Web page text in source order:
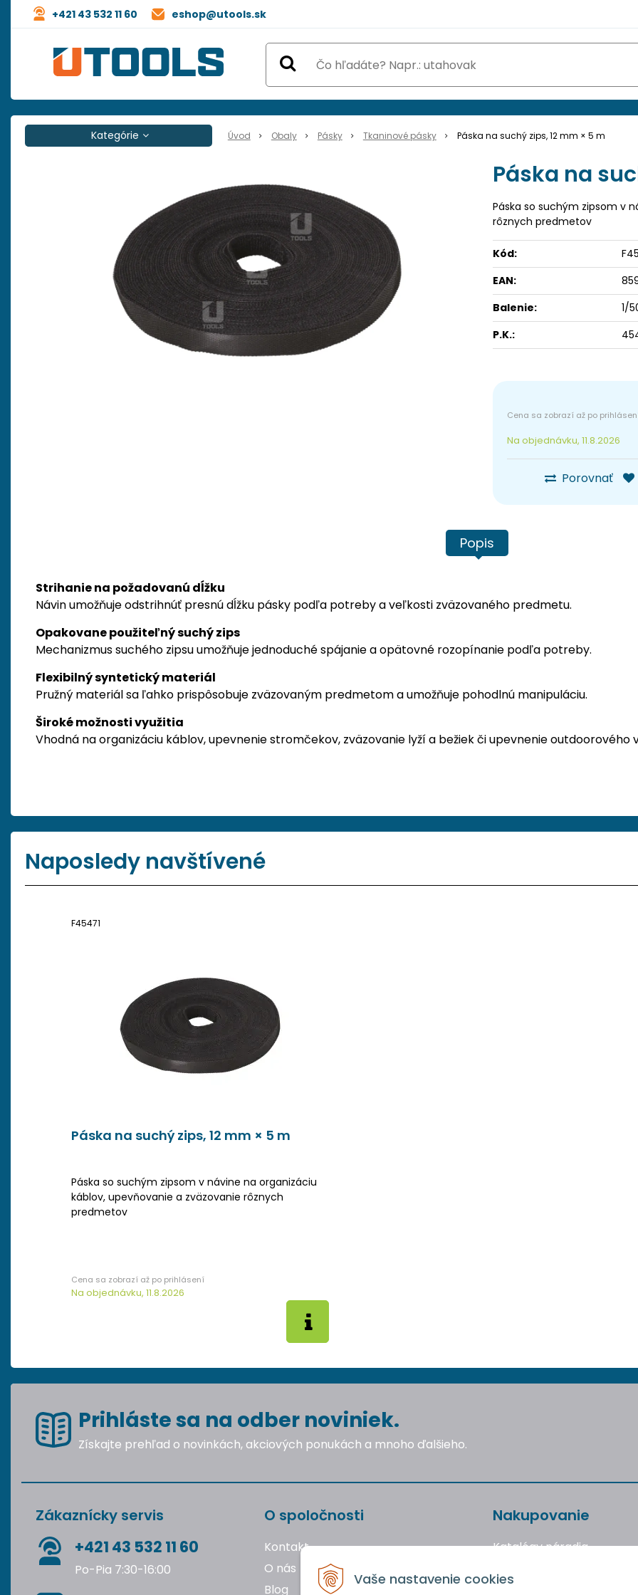
Vaše nastavenie cookies
eshop@utools.sk
+421 43 532 11 60
Úvod Obaly Pásky Tkaninové pásky Páska na suchý zips, 12 mm × 5 m
Na objednávku, 11.8.2026
Porovnať
Páska na
Páska so suchým zipsom v
rôznych predmetov
Kód:
EAN:
Balenie:
1/
P.K.:
Popis
Strihanie na požadovanú dĺžku
Návin umožňuje odstrihnúť presnú dĺžku pásky podľa potreby a veľkosti zväzovaného predmetu.
Opakovane použiteľný suchý zips
Mechanizmus suchého zipsu umožňuje jednoduché spájanie a opätovné rozopínanie podľa potreby.
Flexibilný syntetický materiál
Pružný materiál sa ľahko prispôsobuje zväzovaným predmetom a umožňuje pohodlnú manipuláciu.
Široké možnosti využitia
Vhodná na organizáciu káblov, upevnenie stromčekov, zväzovanie lyží a bežiek či upevnenie outdoorového
Kategórie
Naposledy navštívené
F45471
Páska na suchý zips, 12 mm × 5 m
Páska so suchým zipsom v návine na organizáciu
káblov, upevňovanie a zväzovanie rôznych
predmetov
Na objednávku, 11.8.2026
Prihláste sa na odber noviniek.
Získajte prehľad o novinkách, akciových ponukách a mnoho ďalšieho.
Zákaznícky servis
+421 43 532 11 60
Po-Pia 7:30-16:00
O spoločnosti
Kontakt
O nás
Blog
Nakupovanie
Katalógy náradia
Reklamácie a vrátenie